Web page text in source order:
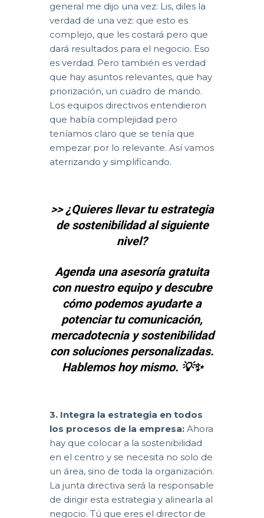
general me dijo una vez: Lis, diles la
verdad de una vez: que esto es
complejo, que les costará pero que
dará resultados para el negocio. Eso
es verdad. Pero también es verdad
que hay asuntos relevantes, que hay
priorización, un cuadro de mando.
Los equipos directivos entendieron
que había complejidad pero
teníamos claro que se tenía que
empezar por lo relevante. Así vamos
aterrizando y simplificando.
>> ¿Quieres llevar tu estrategia
de sostenibilidad al siguiente
nivel?
Agenda una asesoría gratuita
con nuestro equipo y descubre
cómo podemos ayudarte a
potenciar tu comunicación,
mercadotecnia y sostenibilidad
con soluciones personalizadas.
Hablemos hoy mismo. 💡✨
3. Integra la estrategia en todos
los procesos de la empresa: Ahora
hay que colocar a la sostenibilidad
en el centro y se necesita no solo de
un área, sino de toda la organización.
La junta directiva será la responsable
de dirigir esta estrategia y alinearla al
negocio. Tú que eres el director de